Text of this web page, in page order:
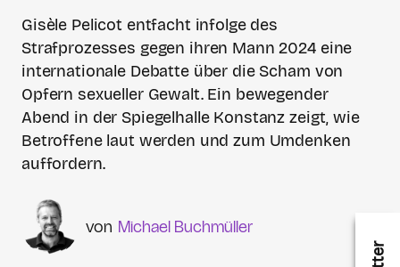
Gisèle Pelicot entfacht infolge des
Strafprozesses gegen ihren Mann 2024 eine
internationale Debatte über die Scham von
Opfern sexueller Gewalt. Ein bewegender
Abend in der Spiegelhalle Konstanz zeigt, wie
Betroffene laut werden und zum Umdenken
auffordern.
Michael Buchmüller